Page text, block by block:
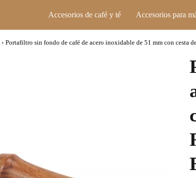
Accesorios de café y té Accesorios para
› Portafiltro sin fondo de café de acero inoxidable de 51 mm con cesta